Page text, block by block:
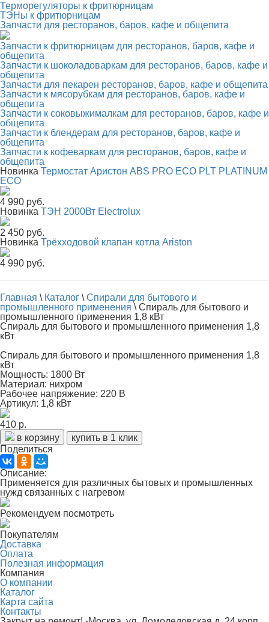
Терморегуляторы к фритюрницам
ТЭНы к фритюрницам
Запчасти для ресторанов, баров, кафе и общепита
Запчасти к фритюрницам для ресторанов, баров, кафе и
общепита
Запчасти к шоколадоваркам для ресторанов, баров, кафе и
общепита
Запчасти для пекарен ресторанов, баров, кафе и общепита
Запчасти к мясорубкам для ресторанов, баров, кафе и
общепита
Запчасти к соковыжималкам для ресторанов, баров, кафе и
общепита
Запчасти к блендерам для ресторанов, баров, кафе и
общепита
Запчасти к кофеваркам для ресторанов, баров, кафе и
общепита
Новинка Термостат Аристон ABS PRO ECO PLT PLATINUM
ECO
4 990 руб.
Новинка ТЭН 2000Вт Electrolux
2 450 руб.
Новинка Трёхходовой клапан котла Ariston
4 990 руб.
Главная \ Каталог \ Спирали для бытового и
промышленного применения \ Спираль для бытового и
промышленного применения 1,8 кВт
Спираль для бытового и промышленного применения 1,8
кВт
Спираль для бытового и промышленного применения 1,8
кВт
Мощность: 1800 Вт
Материал: нихром
Рабочее напряжение: 220 В
Артикул: 1,8 кВт
410 р.
в корзину
купить в 1 клик
Поделиться
Описание:
Применяется для различных бытовых и промышленных
нужд связанных с нагревом
Рекомендуем посмотреть
Покупателям
Доставка
Оплата
Полезная информация
Компания
О компании
Каталог
Карта сайта
Контакты